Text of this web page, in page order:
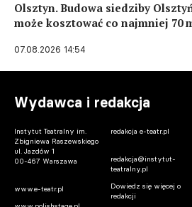
Olsztyn. Budowa siedziby
może kosztować co najmniej 70
07.08.2026 14:54
Wydawca i redakcja
Instytut Teatralny im.
Zbigniewa Raszewskiego
ul. Jazdów 1
00-467 Warszawa
www.e-teatr.pl
redakcja e-teatr.pl
redakcja@instytut-
teatralny.pl
Dowiedz się więcej o
redakcji